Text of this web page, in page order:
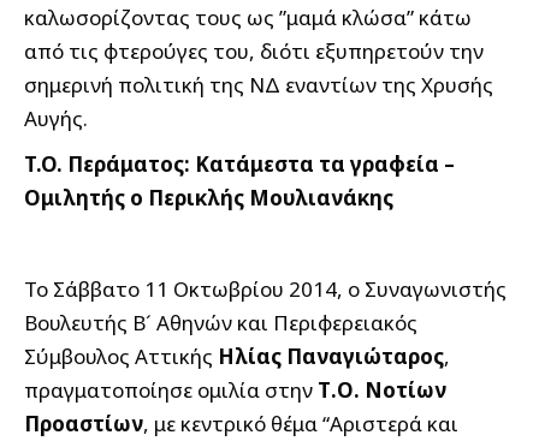
καλωσορίζοντας τους ως ”μαμά κλώσα” κάτω
από τις φτερούγες του, διότι εξυπηρετούν την
σημερινή πολιτική της ΝΔ εναντίων της Χρυσής
Αυγής.
T.O. Περάματος: Κατάμεστα τα γραφεία –
Ομιλητής ο Περικλής Μουλιανάκης
Το Σάββατο 11 Οκτωβρίου 2014, ο Συναγωνιστής
Βουλευτής Β´ Αθηνών και Περιφερειακός
Σύμβουλος Αττικής Ηλίας Παναγιώταρος,
πραγματοποίησε ομιλία στην Τ.Ο. Νοτίων
Προαστίων, με κεντρικό θέμα “Αριστερά και